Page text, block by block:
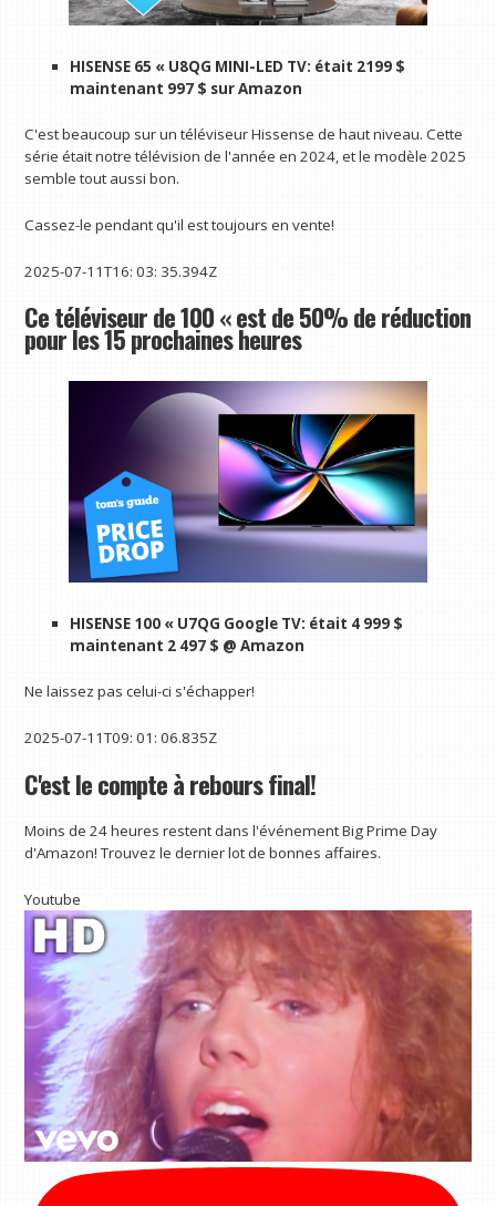
HISENSE 65 « U8QG MINI-LED TV: était 2199 $
maintenant 997 $ sur Amazon
C'est beaucoup sur un téléviseur Hissense de haut niveau. Cette
série était notre télévision de l'année en 2024, et le modèle 2025
semble tout aussi bon.
Cassez-le pendant qu'il est toujours en vente!
2025-07-11T16: 03: 35.394Z
Ce téléviseur de 100 « est de 50% de réduction
pour les 15 prochaines heures
HISENSE 100 « U7QG Google TV: était 4 999 $
maintenant 2 497 $ @ Amazon
Ne laissez pas celui-ci s'échapper!
2025-07-11T09: 01: 06.835Z
C'est le compte à rebours final!
Moins de 24 heures restent dans l'événement Big Prime Day
d'Amazon! Trouvez le dernier lot de bonnes affaires.
Youtube